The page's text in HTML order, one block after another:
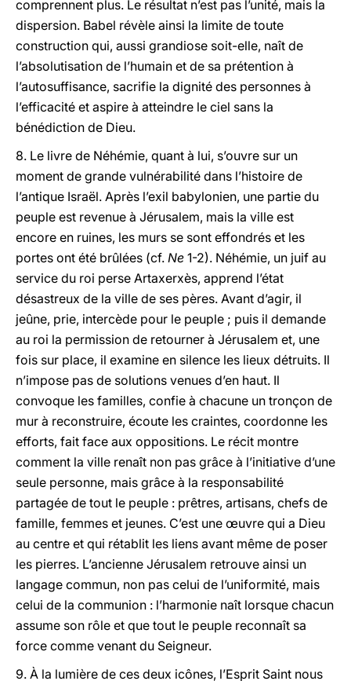
comprennent plus. Le résultat n’est pas l’unité, mais la
dispersion. Babel révèle ainsi la limite de toute
construction qui, aussi grandiose soit-elle, naît de
l’absolutisation de l’humain et de sa prétention à
l’autosuffisance, sacrifie la dignité des personnes à
l’efficacité et aspire à atteindre le ciel sans la
bénédiction de Dieu.
8. Le livre de Néhémie, quant à lui, s’ouvre sur un
moment de grande vulnérabilité dans l’histoire de
l’antique Israël. Après l’exil babylonien, une partie du
peuple est revenue à Jérusalem, mais la ville est
encore en ruines, les murs se sont effondrés et les
portes ont été brûlées (cf. Ne 1-2). Néhémie, un juif au
service du roi perse Artaxerxès, apprend l’état
désastreux de la ville de ses pères. Avant d’agir, il
jeûne, prie, intercède pour le peuple ; puis il demande
au roi la permission de retourner à Jérusalem et, une
fois sur place, il examine en silence les lieux détruits. Il
n’impose pas de solutions venues d’en haut. Il
convoque les familles, confie à chacune un tronçon de
mur à reconstruire, écoute les craintes, coordonne les
efforts, fait face aux oppositions. Le récit montre
comment la ville renaît non pas grâce à l’initiative d’une
seule personne, mais grâce à la responsabilité
partagée de tout le peuple : prêtres, artisans, chefs de
famille, femmes et jeunes. C’est une œuvre qui a Dieu
au centre et qui rétablit les liens avant même de poser
les pierres. L’ancienne Jérusalem retrouve ainsi un
langage commun, non pas celui de l’uniformité, mais
celui de la communion : l’harmonie naît lorsque chacun
assume son rôle et que tout le peuple reconnaît sa
force comme venant du Seigneur.
9. À la lumière de ces deux icônes, l’Esprit Saint nous